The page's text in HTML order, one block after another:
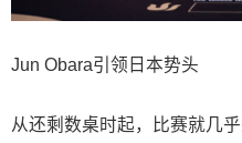
Jun Obara引领日本势头
从还剩数桌时起，比赛就几